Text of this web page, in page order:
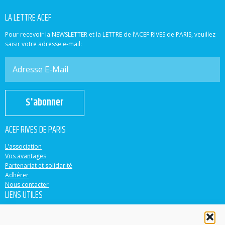
LA LETTRE ACEF
Pour recevoir la NEWSLETTER et la LETTRE de l’ACEF RIVES de PARIS, veuillez
saisir votre adresse e-mail:
S'abonner
ACEF RIVES DE PARIS
L’association
Vos avantages
Partenariat et solidarité
Adhérer
Nous contacter
LIENS UTILES